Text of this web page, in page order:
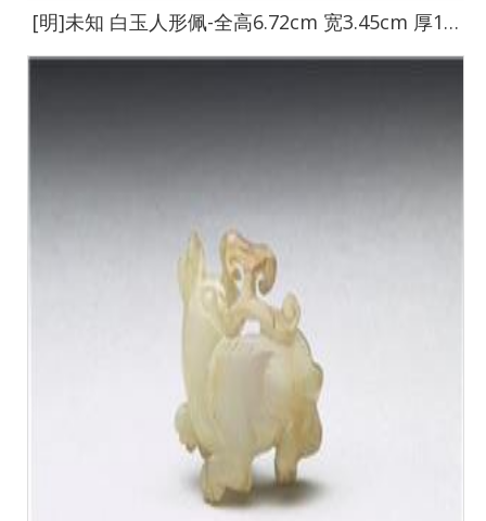
[明]未知 白玉人形佩-全高6.72cm 宽3.45cm 厚1.95cm